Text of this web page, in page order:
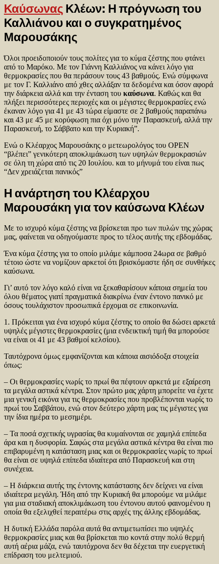
Καύσωνας Κλέων: Η πρόγνωση του
Καλλιάνου και ο συγκρατημένος
Μαρουσάκης
Όλοι προειδοποιούν τους πολίτες για το κύμα ζέστης που φτάνει
από το Μαρόκο. Με τον Γιάννη Καλλιάνος να κάνει λόγο για
θερμοκρασίες που θα περάσουν τους 43 βαθμούς. Ενώ σύμφωνα
με τον Γ. Καλλιάνο από χθες αλλάξαν τα δεδομένα και όσον αφορά
την διάρκεια αλλά και την ένταση του καύσωνα. Καθώς και θα
πλήξει περισσότερες περιοχές και οι μέγιστες θερμοκρασίες ενώ
έκαναν λόγο για 41 με 43 τώρα είμαστε σε 2 βαθμούς παραπάνω
και 43 με 45 με κορύφωση πια όχι μόνο την Παρασκευή, αλλά την
Παρασκευή, το Σάββατο και την Κυριακή”.
Ενώ ο Κλέαρχος Μαρουσάκης ο μετεωρολόγος του OPEN
“βλέπει” γενικότερη αποκλιμάκωση των υψηλών θερμοκρασιών
σε όλη τη χώρα από τις 20 Ιουλίου. και το μήνυμά του είναι πως
“Δεν χρειάζεται πανικός”
Η ανάρτηση του Κλέαρχου
Μαρουσάκη για τον καύσωνα Κλέων
Με το ισχυρό κύμα ζέστης να βρίσκεται προ των πυλών της χώρας
μας, φαίνεται να οδηγούμαστε προς το τέλος αυτής της εβδομάδας.
Ένα κύμα ζέστης για το οποίο μιλάμε κάμποσα 24ωρα σε βαθμό
τέτοιο ώστε να νομίζουν αρκετοί ότι βρισκόμαστε ήδη σε συνθήκες
καύσωνα.
Γι’ αυτό τον λόγο καλό είναι να ξεκαθαρίσουν κάποια σημεία του
όλου θέματος γιατί πραγματικά διακρίνω έναν έντονο πανικό με
όσους τουλάχιστον προσωπικά έρχομαι σε επικοινωνία.
1. Πρόκειται για ένα ισχυρό κύμα ζέστης το οποίο θα δώσει αρκετά
υψηλές μέγιστες θερμοκρασίες (μια ενδεικτική τιμή θα μπορούσε
να είναι οι 41 με 43 βαθμοί κελσίου).
Ταυτόχρονα όμως εμφανίζονται και κάποια αισιόδοξα στοιχεία
όπως:
– Οι θερμοκρασίες νωρίς το πρωί θα πέφτουν αρκετά με εξαίρεση
τα μεγάλα αστικά κέντρα. Στον πρώτο μας χάρτη μπορείτε να έχετε
μια γενική εικόνα για τις θερμοκρασίες που προβλέπονται νωρίς το
πρωί του Σαββάτου, ενώ στον δεύτερο χάρτη μας τις μέγιστες για
την ίδια ημέρα το μεσημέρι.
– Τα ποσά σχετικής υγρασίας θα κυμαίνονται σε χαμηλά επίπεδα
άρα και η δυσφορία. Σαφώς στα μεγάλα αστικά κέντρα θα είναι πιο
επιβαρυμένη η κατάσταση μιας και οι θερμοκρασίες νωρίς το πρωί
θα είναι σε υψηλά επίπεδα ιδιαίτερα από Παρασκευή και στη
συνέχεια.
– Η διάρκεια αυτής της έντονης κατάστασης δεν δείχνει να είναι
ιδιαίτερα μεγάλη. Ήδη από την Κυριακή θα μπορούμε να μιλάμε
για μια σταδιακή αποκλιμάκωση του έντονου αυτού φαινομένου η
οποία θα εξελιχθεί περαιτέρω στις αρχές της άλλης εβδομάδας.
Η δυτική Ελλάδα παρόλα αυτά θα αντιμετωπίσει πιο υψηλές
θερμοκρασίες μιας και θα βρίσκεται πιο κοντά στην πολύ θερμή
αυτή αέρια μάζα, ενώ ταυτόχρονα δεν θα δέχεται την ευεργετική
επίδραση του μελτεμιού.